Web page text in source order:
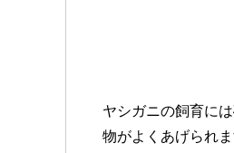
ヤシガニの飼育に
物がよくあげられ